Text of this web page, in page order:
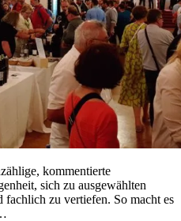
kommentierte
sich zu ausgewählten
zu vertiefen. So macht es